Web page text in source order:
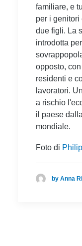
familiare, e
per i
due figli. La
introdotta
opposto,
residenti e
lavoratori.
a rischio
il paese
mondiale.
Foto di
by Anna